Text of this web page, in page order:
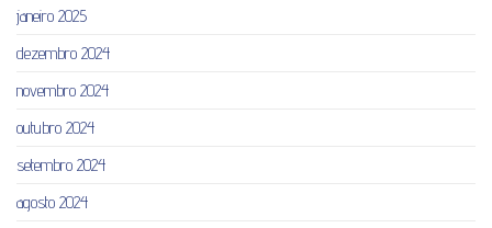
janeiro 2025
dezembro 2024
novembro 2024
outubro 2024
setembro 2024
agosto 2024